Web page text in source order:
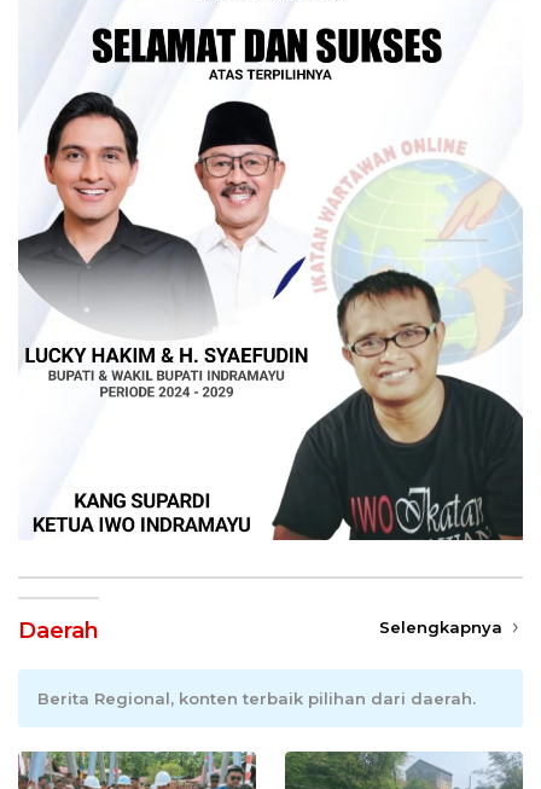
Daerah Selengkapnya
Berita Regional, konten terbaik pilihan dari daerah.